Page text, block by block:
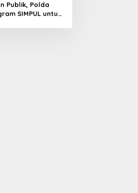
Publik, Polda
SIMPUL untuk